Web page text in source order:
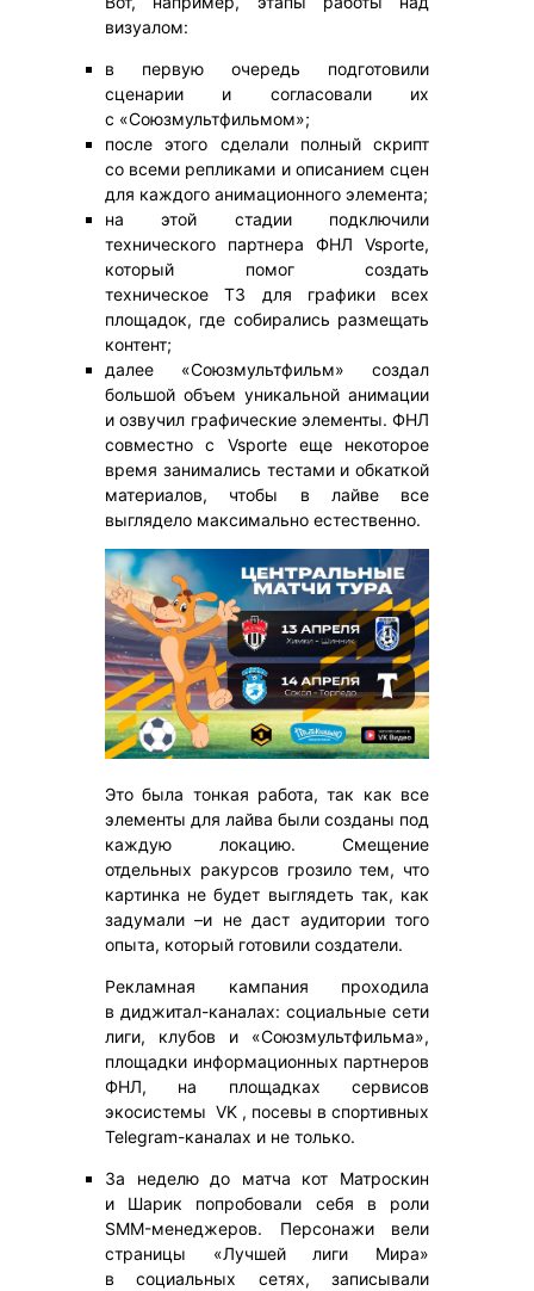
визуалом:
в первую очередь подготовили
сценарии и согласовали их
с «Союзмультфильмом»;
после этого сделали полный скрипт
со всеми репликами и описанием сцен
для каждого анимационного элемента;
на этой стадии подключили
технического партнера ФНЛ Vsporte,
который помог создать
техническое ТЗ для графики всех
площадок, где собирались размещать
контент;
далее «Союзмультфильм» создал
большой объем уникальной анимации
и озвучил графические элементы. ФНЛ
совместно с Vsporte еще некоторое
время занимались тестами и обкаткой
материалов, чтобы в лайве все
выглядело максимально естественно.
Это была тонкая работа, так как все
элементы для лайва были созданы под
каждую локацию. Смещение
отдельных ракурсов грозило тем, что
картинка не будет выглядеть так, как
задумали –и не даст аудитории того
опыта, который готовили создатели.
Рекламная кампания проходила
в диджитал-каналах: социальные сети
лиги, клубов и «Союзмультфильма»,
площадки информационных партнеров
ФНЛ, на площадках сервисов
экосистемы VK , посевы в спортивных
Telegram-каналах и не только.
За неделю до матча кот Матроскин
и Шарик попробовали себя в роли
SMM-менеджеров. Персонажи вели
страницы «Лучшей лиги Мира»
в социальных сетях, записывали